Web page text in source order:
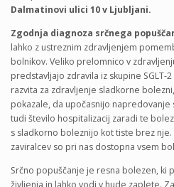
Dalmatinovi ulici 10 v Ljubljani.
Zgodnja diagnoza srčnega
lahko z ustreznim zdravljenjem
bolnikov. Veliko prelomnico v
predstavljajo zdravila iz skupine SGLT-
razvita za zdravljenje sladkorne
pokazale, da upočasnijo napredovanje
tudi število hospitalizacij zaradi te
s sladkorno boleznijo kot tiste brez nje.
zaviralcev so pri nas dostopna vsem
Srčno popuščanje je resna bolezen, ki